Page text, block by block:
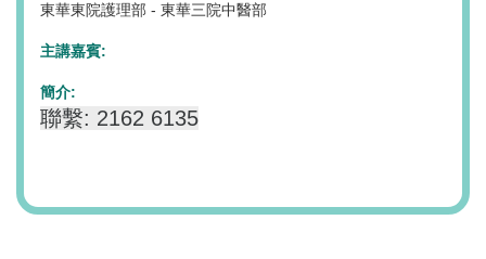
東華東院護理部 - 東華三院中醫部
主講嘉賓:
簡介:
聯繫: 2162 6135